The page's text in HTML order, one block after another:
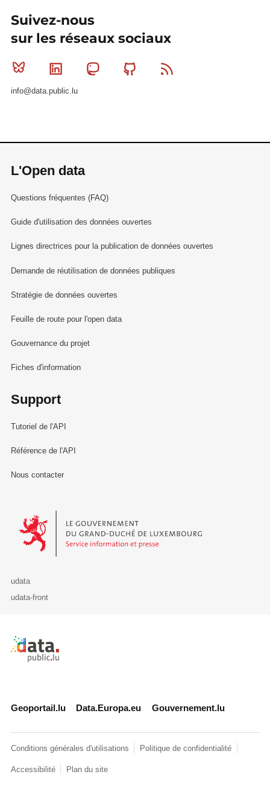
Suivez-nous
sur les réseaux sociaux
Bluesky Linkedin MastodonGithub
info@data.public.lu
L'Open data
Questions fréquentes (FAQ)
Guide d'utilisation des données ouvertes
Lignes directrices pour la publication de données ouvertes
Demande de réutilisation de données publiques
Stratégie de données ouvertes
Feuille de route pour l'open data
Gouvernance du projet
Fiches d'information
Support
Tutoriel de l'API
Référence de l'API
Nous contacter
Le Gouvernement du Grand-Duché de Luxembourg - Service
udata
udata-front
Retour à l'accueil de data.public.lu
Geoportail.lu Data.Europa.eu Gouvernement.lu
Conditions générales d'utilisations Politique de confidentialité
Accessibilité Plan du site